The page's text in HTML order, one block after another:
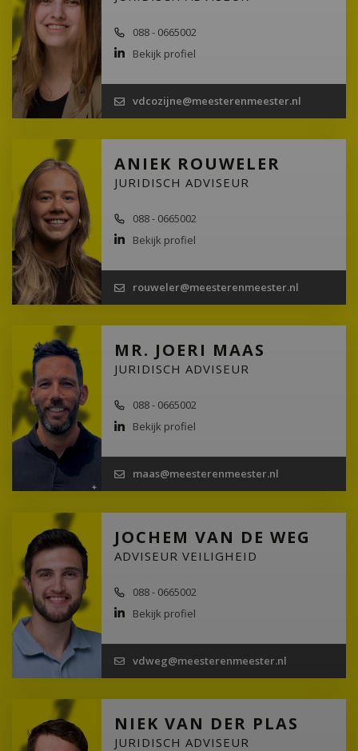
088 - 0665002
Bekijk profiel
vdcozijne@meesterenmeester.nl
ANIEK ROUWELER
JURIDISCH ADVISEUR
088 - 0665002
Bekijk profiel
rouweler@meesterenmeester.nl
MR. JOERI MAAS
JURIDISCH ADVISEUR
088 - 0665002
Bekijk profiel
maas@meesterenmeester.nl
JOCHEM VAN DE WEG
ADVISEUR VEILIGHEID
088 - 0665002
Bekijk profiel
vdweg@meesterenmeester.nl
NIEK VAN DER PLAS
JURIDISCH ADVISEUR